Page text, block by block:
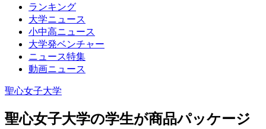
ランキング
大学ニュース
小中高ニュース
大学発ベンチャー
ニュース特集
動画ニュース
聖心女子大学
聖心女子大学の学生が商品パッケージ